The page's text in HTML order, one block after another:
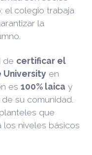
el colegio trabaja
la
de certificar el
University en
es 100% laica y
su comunidad.
que
niveles básicos